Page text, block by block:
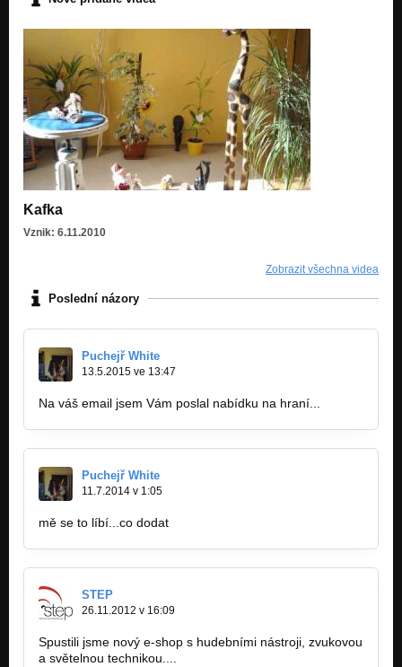
Kafka
Vznik: 6.11.2010
Zobrazit všechna videa
Poslední názory
Puchejř White
13.5.2015 ve 13:47
Na váš email jsem Vám poslal nabídku na hraní...
Puchejř White
11.7.2014 v 1:05
mě se to líbí...co dodat
STEP
26.11.2012 v 16:09
Spustili jsme nový e-shop s hudebními nástroji, zvukovou
a světelnou technikou....